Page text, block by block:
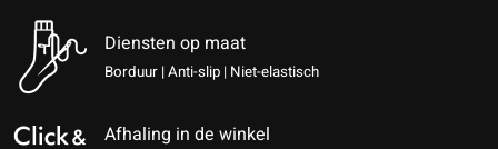
Diensten op maat
Borduur | Anti-slip | Niet-elastisch
Afhaling in de winkel